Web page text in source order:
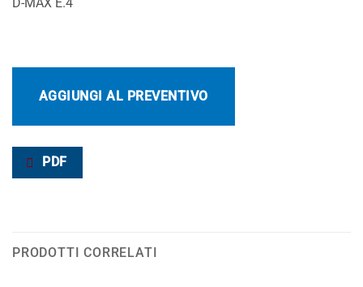
AGGIUNGI AL PREVENTIVO
PDF
PRODOTTI CORRELATI